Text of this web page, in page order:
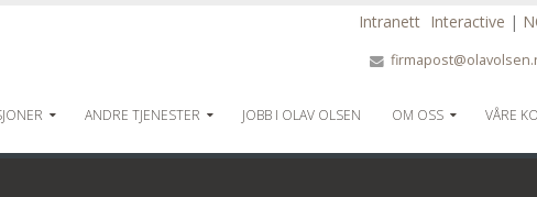
Intranett Interactive |
ANDRE TJENESTER JOBB I OLAV OLSEN OM OSS VÅRE